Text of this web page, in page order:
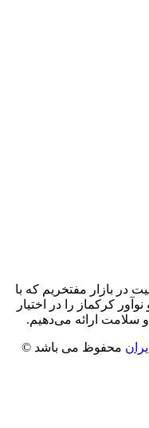
در بازار مفتخریم که با
کرکماز را در اختیار
سلامت ارائه می‌دهیم.
محفوظ می باشد ©